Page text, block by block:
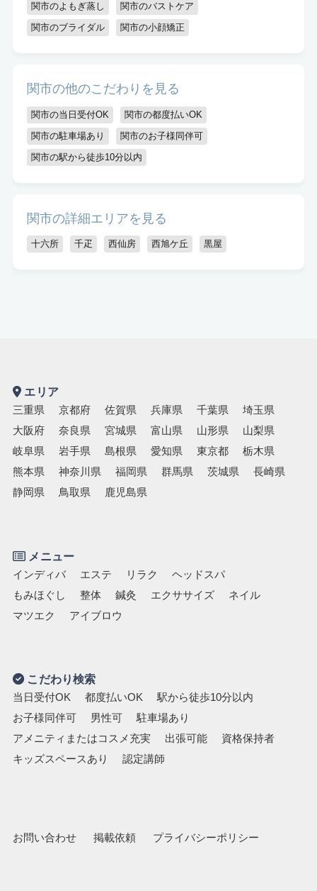
関市のよもぎ蒸し
関市のバストケア
関市のブライダル
関市の小顔矯正
関市の他のこだわりを見る
関市の当日受付OK
関市の都度払いOK
関市の駐車場あり
関市のお子様同伴可
関市の駅から徒歩10分以内
関市の詳細エリアを見る
十六所 千疋 西仙房 西旭ケ丘 黒屋
エリア
三重県 京都府 佐賀県 兵庫県 千葉県
埼玉県
大阪府
奈良県 宮城県 富山県 山形県
山梨県
岐阜県
岩手県 島根県 愛知県 東京都
栃木県
熊本県
神奈川県 福岡県 群馬県 茨城県
長崎県
静岡県
鳥取県 鹿児島県
メニュー
インディバ エステ リラク
ヘッドスパ
もみほぐし
整体 鍼灸 エクササイズ
ネイル
マツエク
アイブロウ
こだわり検索
当日受付OK 都度払いOK
駅から徒歩10分以内
お子様同伴可
男性可
駐車場あり
アメニティまたはコスメ充実
出張可能
資格保持者
キッズスペースあり
認定講師
お問い合わせ 掲載依頼 プライバシーポリシー